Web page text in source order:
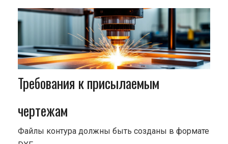
Требования к присылаемым
чертежам
Файлы контура должны быть созданы в формате